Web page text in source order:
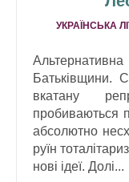
УКРАЇНСЬКА
Альтернативна
Батьківщини.
вкатану
пробиваються
абсолютно
руїн
нові ідеї. Долі...